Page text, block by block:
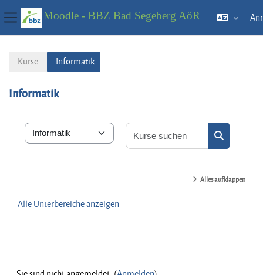
Website-Übersicht
Moodle - BBZ Bad Segeberg AöR
Kurse Informatik
Informatik
Kursbereiche
Kurse suchen
Alles aufklappen
Alle Unterbereiche anzeigen